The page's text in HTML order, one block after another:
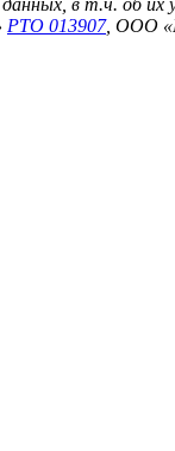
РТО 013907, ООО